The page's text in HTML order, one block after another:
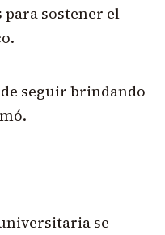
sostener el
seguir brindando
se